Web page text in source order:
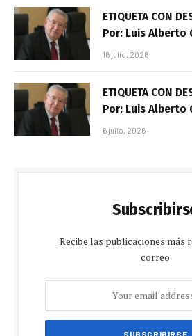
ETIQUETA CON
Por: Luis Alberto
16 julio, 2026
ETIQUETA CON
Por: Luis Alberto
6 julio, 2026
Recibe las publicaciones más
correo